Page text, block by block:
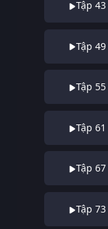
Tập 43
Tập 49
Tập 55
Tập 61
Tập 67
Tập 73